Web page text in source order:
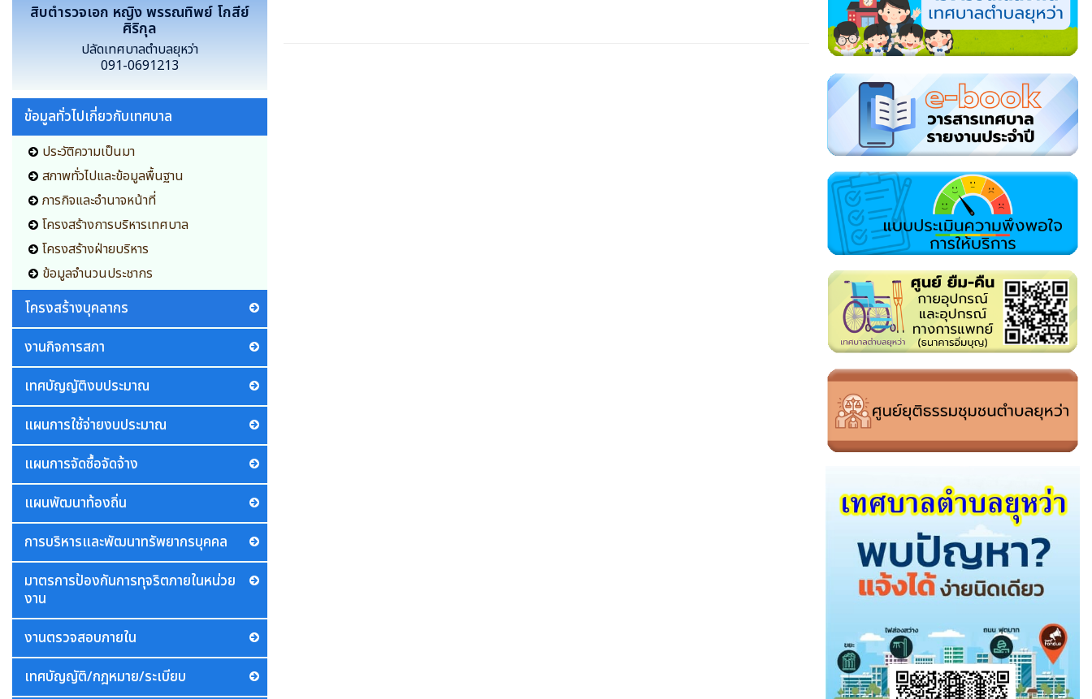
สิบตำรวจเอก หญิง พรรณทิพย์ โกสีย์
ศิริกุล
ปลัดเทศบาลตำบลยุหว่า
091-0691213
ข้อมูลทั่วไปเกี่ยวกับเทศบาล
ประวัติความเป็นมา
สภาพทั่วไปและข้อมูลพื้นฐาน
ภารกิจและอำนาจหน้าที่
โครงสร้างการบริหารเทศบาล
โครงสร้างฝ่ายบริหาร
ข้อมูลจำนวนประชากร
โครงสร้างบุคลากร
งานกิจการสภา
เทศบัญญัติงบประมาณ
แผนการใช้จ่ายงบประมาณ
แผนการจัดซื้อจัดจ้าง
แผนพัฒนาท้องถิ่น
การบริหารและพัฒนาทรัพยากรบุคคล
มาตรการป้องกันการทุจริตภายในหน่วย
งาน
งานตรวจสอบภายใน
เทศบัญญัติ/กฎหมาย/ระเบียบ